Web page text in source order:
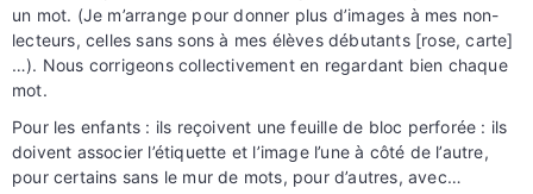
un mot. (Je m’arrange pour donner plus d’images à mes non-
lecteurs, celles sans sons à mes élèves débutants [rose, carte]
…). Nous corrigeons collectivement en regardant bien chaque
mot.
Pour les enfants : ils reçoivent une feuille de bloc perforée : ils
doivent associer l’étiquette et l’image l’une à côté de l’autre,
pour certains sans le mur de mots, pour d’autres, avec…